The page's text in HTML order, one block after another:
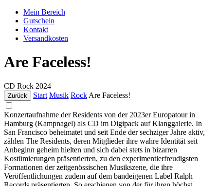
Mein Bereich
Gutschein
Kontakt
Versandkosten
Are Faceless!
CD Rock 2024
Zurück Start Musik Rock Are Faceless!
Konzertaufnahme der Residents von der 2023er Europatour in
Hamburg (Kampnagel) als CD im Digipack auf Klanggalerie. In
San Francisco beheimatet und seit Ende der sechziger Jahre aktiv,
zählen The Residents, deren Mitglieder ihre wahre Identität seit
Anbeginn geheim hielten und sich dabei stets in bizarren
Kostümierungen präsentierten, zu den experimentierfreudigsten
Formationen der zeitgenössischen Musikszene, die ihre
Veröffentlichungen zudem auf dem bandeigenen Label Ralph